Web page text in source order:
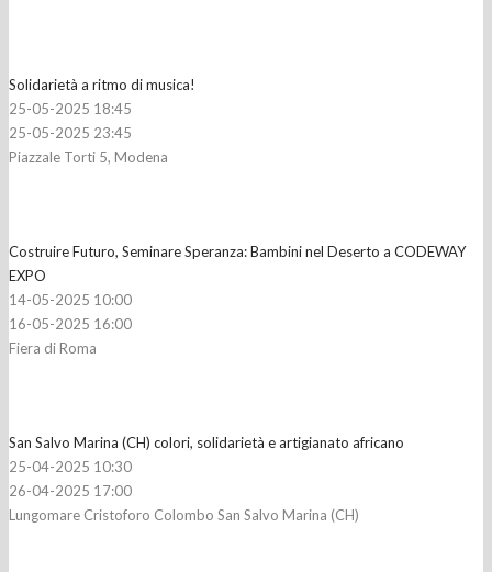
Solidarietà a ritmo di musica!
25-05-2025 18:45
25-05-2025 23:45
Piazzale Torti 5, Modena
Costruire Futuro, Seminare Speranza: Bambini nel Deserto a CODEWAY
EXPO
14-05-2025 10:00
16-05-2025 16:00
Fiera di Roma
San Salvo Marina (CH) colori, solidarietà e artigianato africano
25-04-2025 10:30
26-04-2025 17:00
Lungomare Cristoforo Colombo San Salvo Marina (CH)